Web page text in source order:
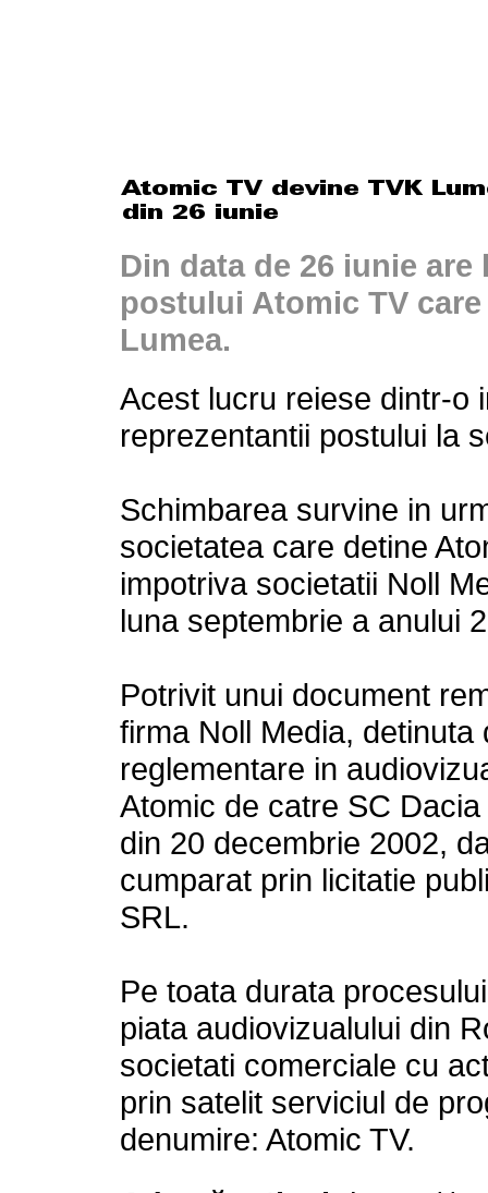
Din data de 26 iunie
postului Atomic TV
Lumea.
Acest lucru reiese dintr-o
reprezentantii postului la
Schimbarea survine in
societatea care detine
impotriva societatii Noll
luna septembrie a anului
Potrivit unui document
firma Noll Media,
reglementare in
Atomic de catre SC
din 20 decembrie 2002,
cumparat prin licitatie
SRL.
Pe toata durata
piata audiovizualului din
societati comerciale cu
prin satelit serviciul de
denumire: Atomic TV.